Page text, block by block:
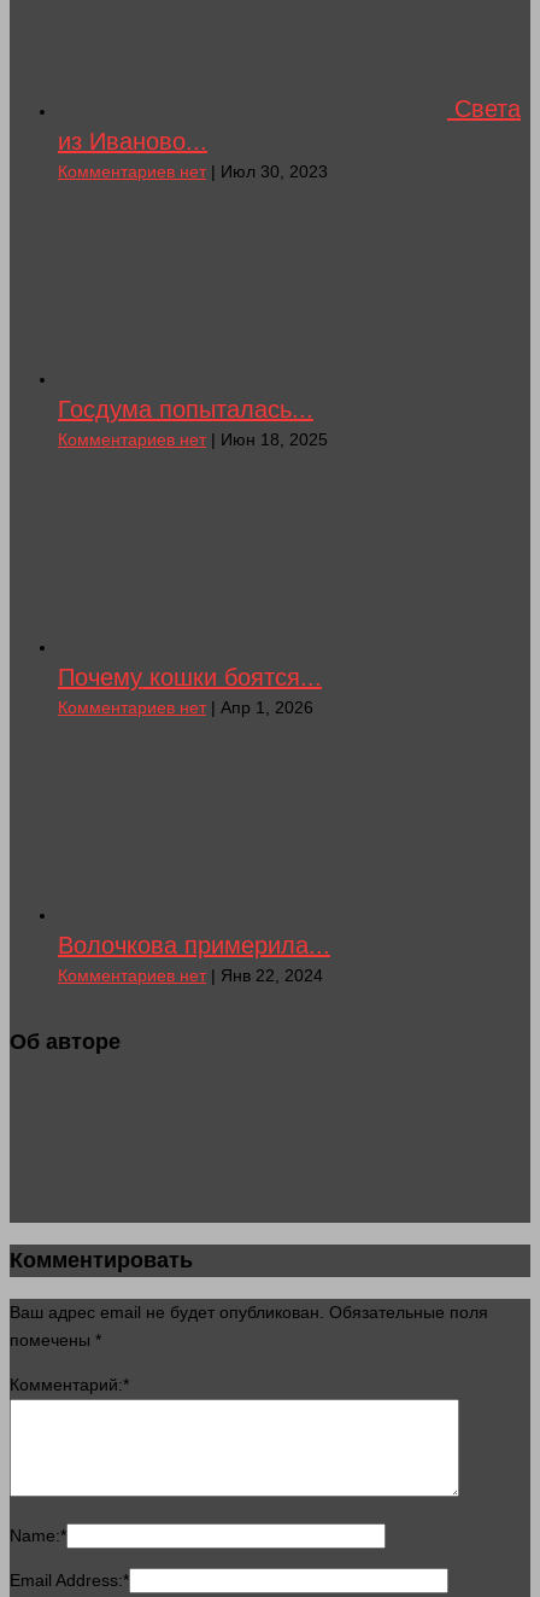
Света
из Иваново...
Комментариев нет| Июл 30, 2023
Госдума попыталась...
Комментариев нет| Июн 18, 2025
Почему кошки боятся...
Комментариев нет| Апр 1, 2026
Волочкова примерила...
Комментариев нет| Янв 22, 2024
Об авторе
Комментировать
Ваш адрес email не будет опубликован. Обязательные поля
помечены *
Комментарий:*
Name:*
Email Address:*